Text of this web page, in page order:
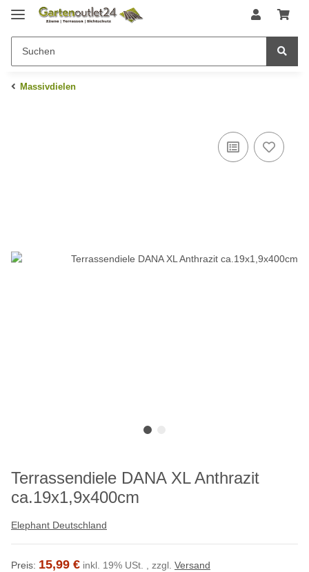
Massivdielen
Terrassendiele DANA XL Anthrazit
ca.19x1,9x400cm
Elephant Deutschland
Preis: 15,99 € inkl. 19% USt. , zzgl. Versand